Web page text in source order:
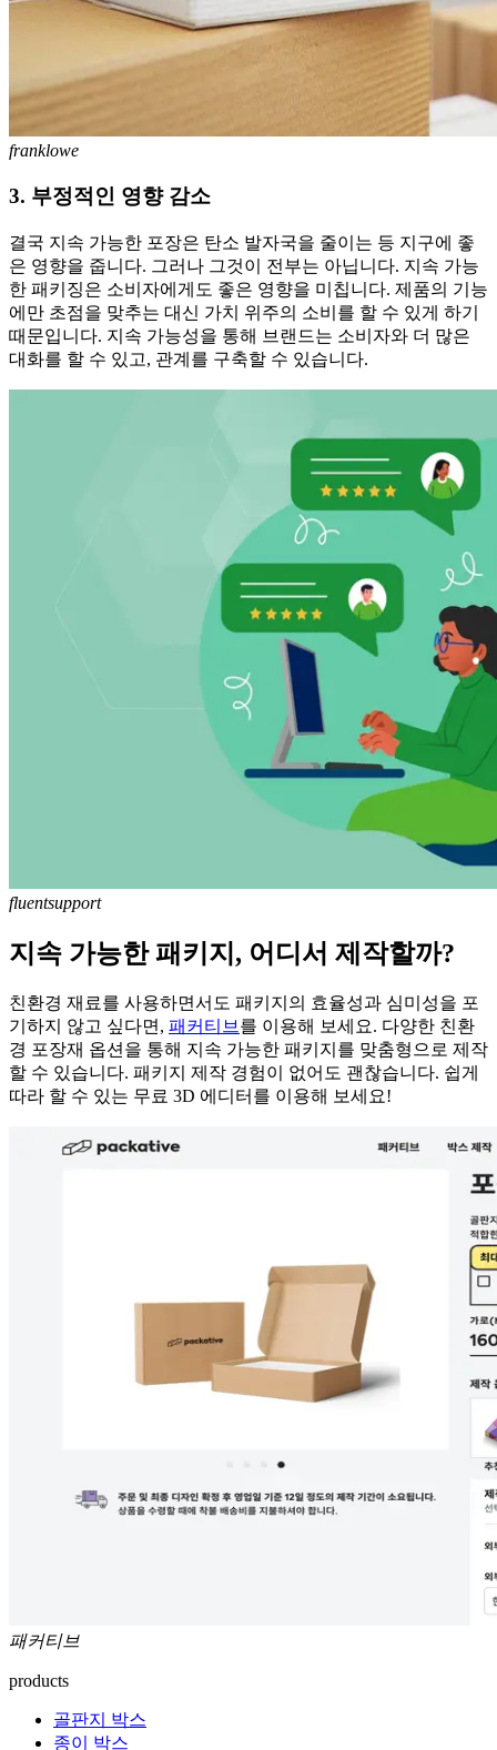
franklowe
3. 부정적인 영향 감소
결국 지속 가능한 포장은 탄소 발자국을 줄이는 등 지구에 좋
은 영향을 줍니다. 그러나 그것이 전부는 아닙니다. 지속 가능
한 패키징은 소비자에게도 좋은 영향을 미칩니다. 제품의 기능
에만 초점을 맞추는 대신 가치 위주의 소비를 할 수 있게 하기
때문입니다. 지속 가능성을 통해 브랜드는 소비자와 더 많은
대화를 할 수 있고, 관계를 구축할 수 있습니다.
fluentsupport
지속 가능한 패키지, 어디서 제작할까?
친환경 재료를 사용하면서도 패키지의 효율성과 심미성을 포
기하지 않고 싶다면, 패커티브를 이용해 보세요. 다양한 친환
경 포장재 옵션을 통해 지속 가능한 패키지를 맞춤형으로 제작
할 수 있습니다. 패키지 제작 경험이 없어도 괜찮습니다. 쉽게
따라 할 수 있는 무료 3D 에디터를 이용해 보세요!
패커티브
products
골판지 박스
종이 박스